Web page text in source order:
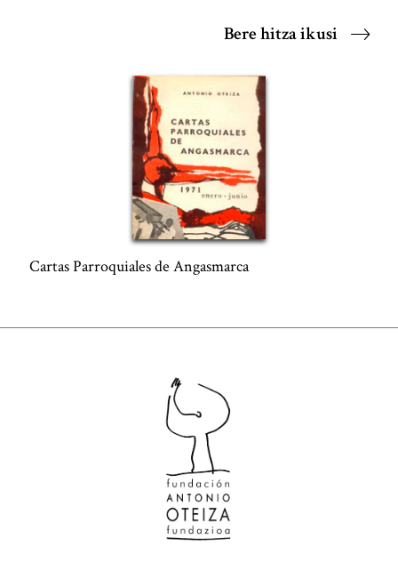
Cartas Parroquiales de Angasmarca
Bere hitza ikusi